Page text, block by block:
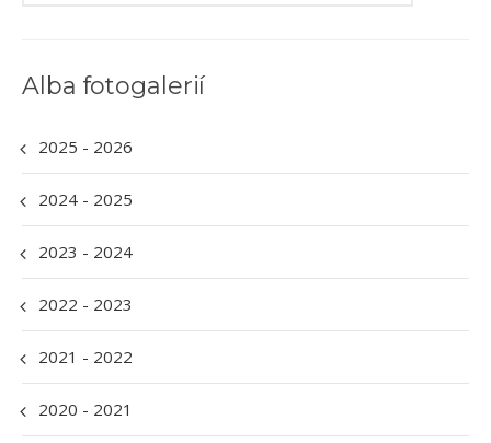
Alba fotogalerií
2025 - 2026
2024 - 2025
2023 - 2024
2022 - 2023
2021 - 2022
2020 - 2021